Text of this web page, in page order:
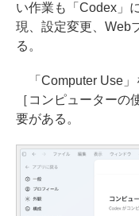
い作業も「Codex」
現、設定変更、Web
る。
「Computer Use」
［コンピューター
要がある。